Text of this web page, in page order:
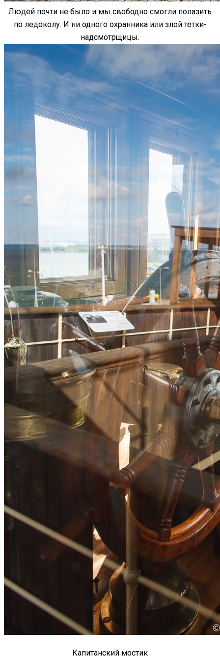
Людей почти не было и мы свободно смогли полазить
по ледоколу. И ни одного охранника или злой тетки-
надсмотрщицы.
Капитанский мостик